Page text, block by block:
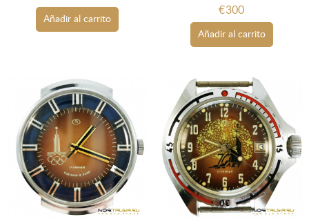
Añadir al carrito
Añadir al carrito
€300